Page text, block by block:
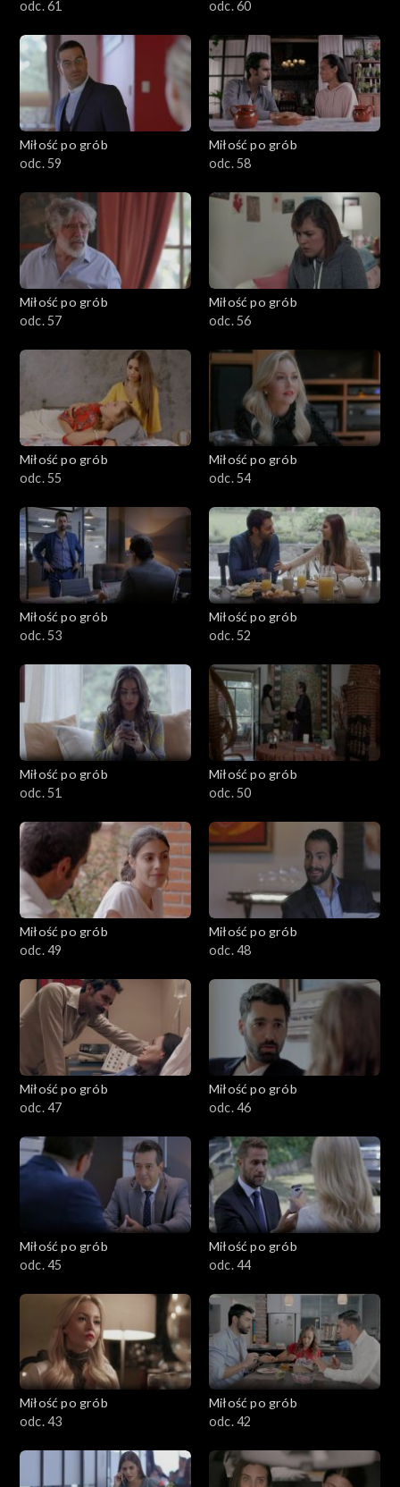
odc. 61 odc. 60
Miłość po grób
odc. 59
Miłość po grób
odc. 58
Miłość po grób
odc. 57
Miłość po grób
odc. 56
Miłość po grób
odc. 55
Miłość po grób
odc. 54
Miłość po grób
odc. 53
Miłość po grób
odc. 52
Miłość po grób
odc. 51
Miłość po grób
odc. 50
Miłość po grób
odc. 49
Miłość po grób
odc. 48
Miłość po grób
odc. 47
Miłość po grób
odc. 46
Miłość po grób
odc. 45
Miłość po grób
odc. 44
Miłość po grób
odc. 43
Miłość po grób
odc. 42